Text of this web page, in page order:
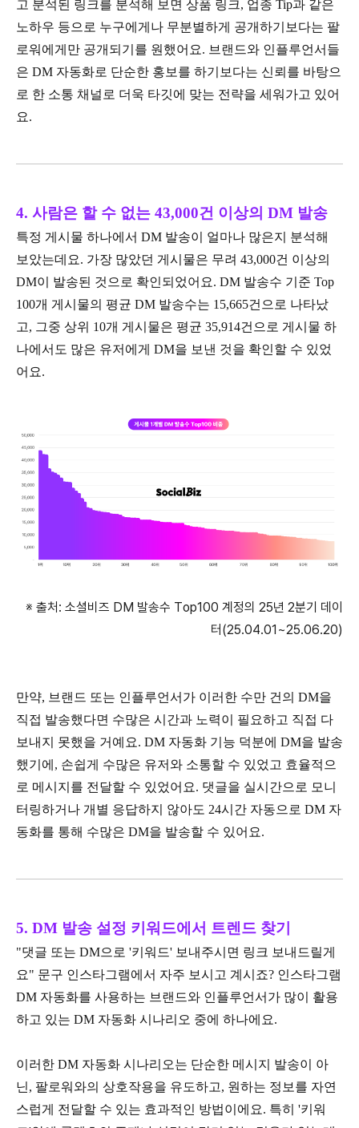
고 분석된 링크를 분석해 보면 상품 링크, 업종 Tip과 같은
노하우 등으로 누구에게나 무분별하게 공개하기보다는 팔
로워에게만 공개되기를 원했어요. 브랜드와 인플루언서들
은 DM 자동화로 단순한 홍보를 하기보다는 신뢰를 바탕으
로 한 소통 채널로 더욱 타깃에 맞는 전략을 세워가고 있어
요.
4. 사람은 할 수 없는 43,000건 이상의 DM 발송
특정 게시물 하나에서 DM 발송이 얼마나 많은지 분석해
보았는데요. 가장 많았던 게시물은 무려 43,000건 이상의
DM이 발송된 것으로 확인되었어요. DM 발송수 기준 Top
100개 게시물의 평균 DM 발송수는 15,665건으로 나타났
고, 그중 상위 10개 게시물은 평균 35,914건으로 게시물 하
나에서도 많은 유저에게 DM을 보낸 것을 확인할 수 있었
어요.
※ 출처: 소셜비즈 DM 발송수 Top100 계정의 25년 2분기 데이
터(25.04.01~25.06.20)
만약, 브랜드 또는 인플루언서가 이러한 수만 건의 DM을
직접 발송했다면 수많은 시간과 노력이 필요하고 직접 다
보내지 못했을 거예요. DM 자동화 기능 덕분에 DM을 발송
했기에, 손쉽게 수많은 유저와 소통할 수 있었고 효율적으
로 메시지를 전달할 수 있었어요. 댓글을 실시간으로 모니
터링하거나 개별 응답하지 않아도 24시간 자동으로 DM 자
동화를 통해 수많은 DM을 발송할 수 있어요.
5. DM 발송 설정 키워드에서 트렌드 찾기
"댓글 또는 DM으로 '키워드' 보내주시면 링크 보내드릴게
요" 문구 인스타그램에서 자주 보시고 계시죠? 인스타그램
DM 자동화를 사용하는 브랜드와 인플루언서가 많이 활용
하고 있는 DM 자동화 시나리오 중에 하나에요.
이러한 DM 자동화 시나리오는 단순한 메시지 발송이 아
닌, 팔로워와의 상호작용을 유도하고, 원하는 정보를 자연
스럽게 전달할 수 있는 효과적인 방법이에요. 특히 '키워